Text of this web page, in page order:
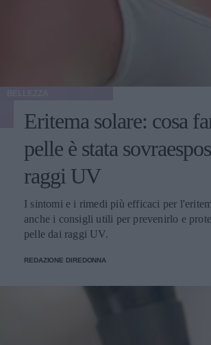
Eritema solare: cosa
pelle è stata
raggi UV
I sintomi e i rimedi più efficaci per
anche i consigli utili per prevenirlo e
pelle dai raggi UV.
REDAZIONE DIREDONNA